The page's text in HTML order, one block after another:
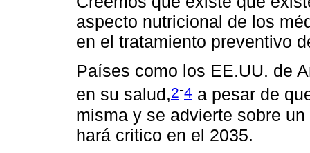
aspecto nutricional de los
en el tratamiento preventivo
Países como los EE.UU. de
en su salud,2-4 a pesar de
misma y se advierte sobre
hará critico en el 2035.